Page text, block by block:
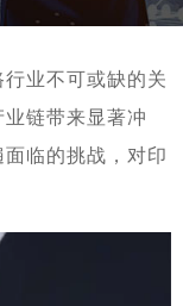
业不可或缺的关
链带来显著冲
临的挑战，对印